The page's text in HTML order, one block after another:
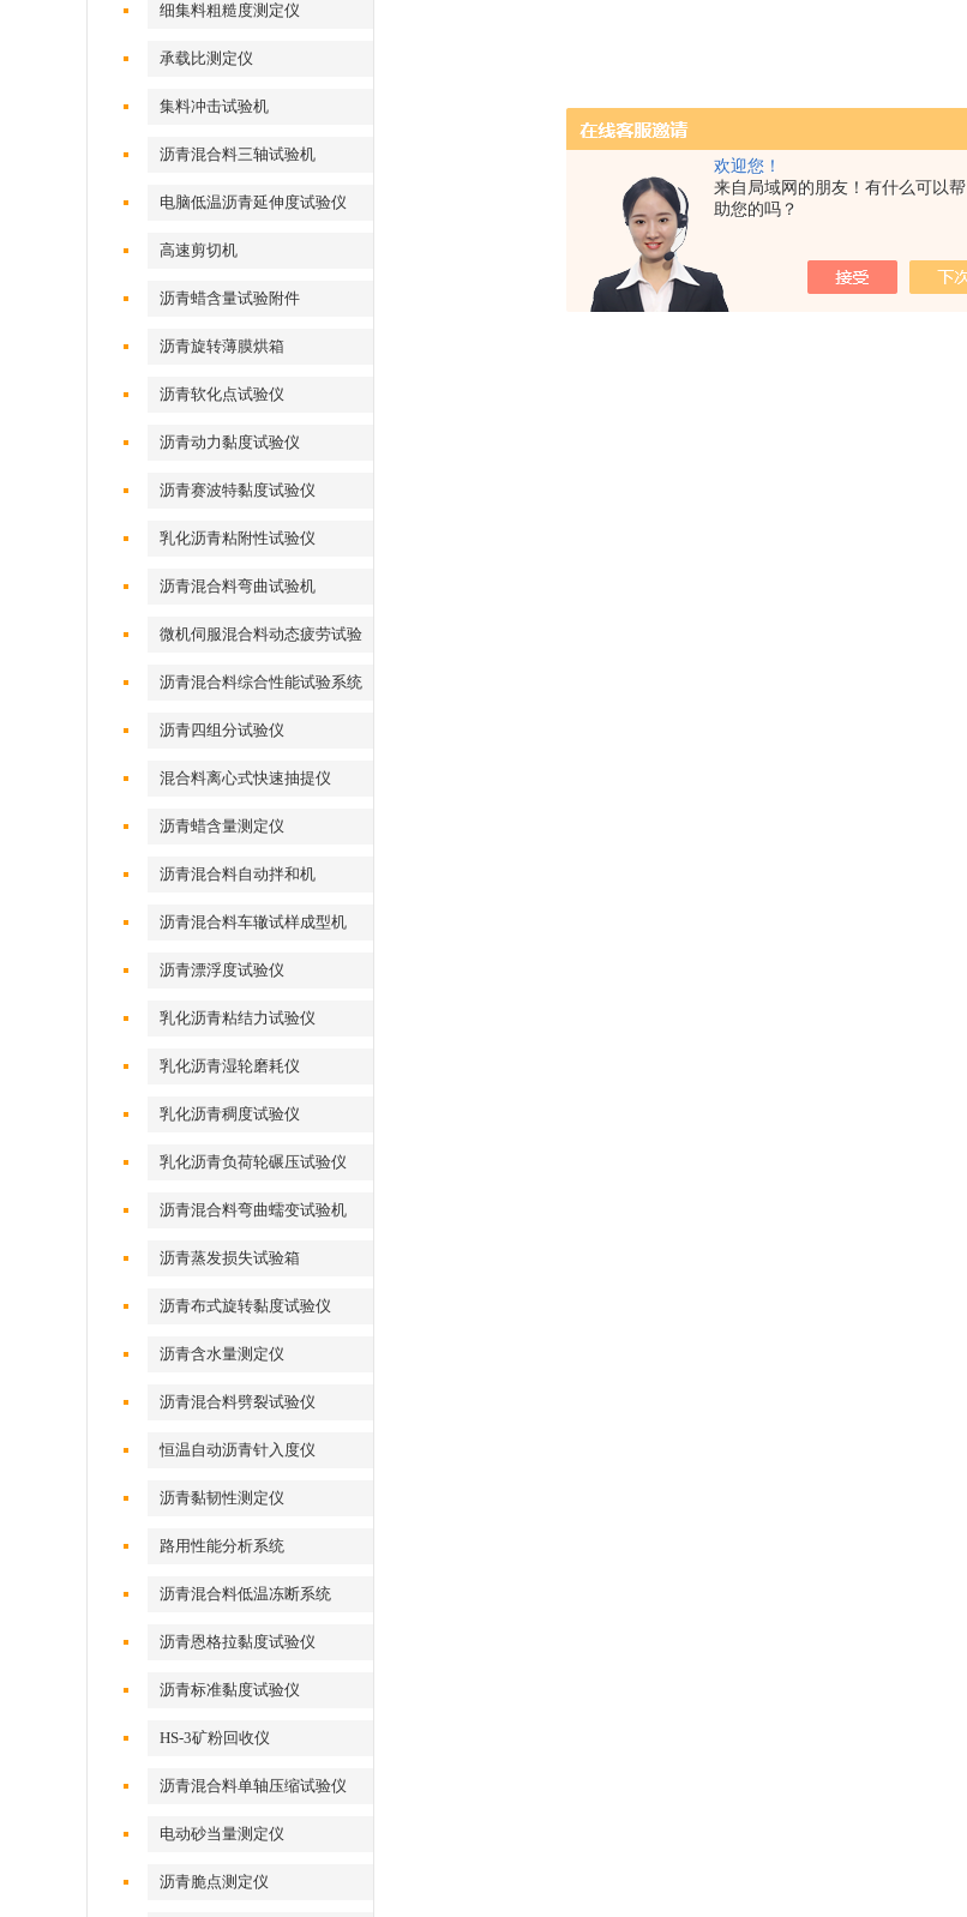
欢迎您！
来自局域网的朋友！有什么可以帮
助您的吗？
细集料粗糙度测定仪
承载比测定仪
集料冲击试验机
沥青混合料三轴试验机
电脑低温沥青延伸度试验仪
高速剪切机
沥青蜡含量试验附件
沥青旋转薄膜烘箱
沥青软化点试验仪
沥青动力黏度试验仪
沥青赛波特黏度试验仪
乳化沥青粘附性试验仪
沥青混合料弯曲试验机
微机伺服混合料动态疲劳试验
机
沥青混合料综合性能试验系统
沥青四组分试验仪
混合料离心式快速抽提仪
沥青蜡含量测定仪
沥青混合料自动拌和机
沥青混合料车辙试样成型机
（气动标准）
沥青漂浮度试验仪
乳化沥青粘结力试验仪
乳化沥青湿轮磨耗仪
乳化沥青稠度试验仪
乳化沥青负荷轮碾压试验仪
沥青混合料弯曲蠕变试验机
沥青蒸发损失试验箱
沥青布式旋转黏度试验仪
沥青含水量测定仪
沥青混合料劈裂试验仪
恒温自动沥青针入度仪
沥青黏韧性测定仪
路用性能分析系统
沥青混合料低温冻断系统
沥青恩格拉黏度试验仪
沥青标准黏度试验仪
HS-3矿粉回收仪
沥青混合料单轴压缩试验仪
电动砂当量测定仪
沥青脆点测定仪